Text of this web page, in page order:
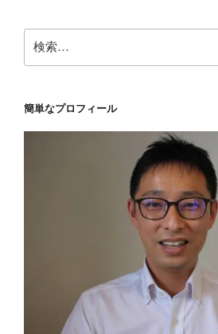
索:
簡単なプロフィール